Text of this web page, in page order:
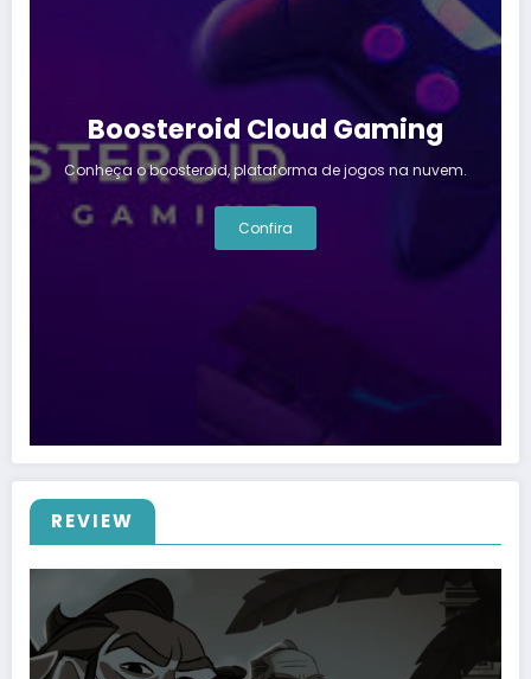
Boosteroid Cloud Gaming
Conheça o boosteroid, plataforma de jogos na nuvem.
Confira
REVIEW